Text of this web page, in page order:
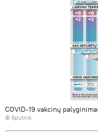
COVID-19 vakcinų
© Sputnik